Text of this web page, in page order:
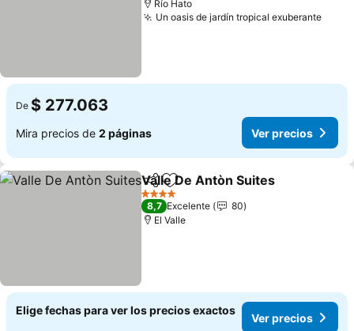
Río Hato
Un oasis de jardín tropical exuberanteVer
De $ 277.063
Mira precios de 2 páginas Ver precios
CompartirAgregar a favoritos
Valle De Antòn Suites
4 Estrellas
8,7 Excelente
80
El Valle
Elige fechas para ver los precios exactos
Ver precios